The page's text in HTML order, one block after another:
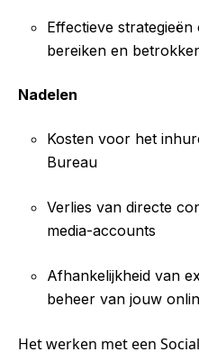
Effectieve
bereiken en
Nadelen
Kosten voor het
Bureau
Verlies van directe
media-accounts
Afhankelijkheid van
beheer van jouw
Het werken met een